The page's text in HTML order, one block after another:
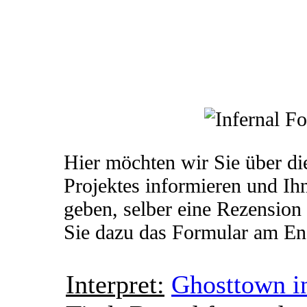
Hier möchten wir Sie über
Projektes informieren und
geben, selber eine
Sie dazu das Formular am
Interpret: Ghosttown